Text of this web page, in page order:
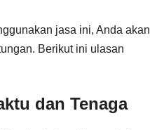
jasa ini, Anda akan
Berikut ini ulasan
dan Tenaga